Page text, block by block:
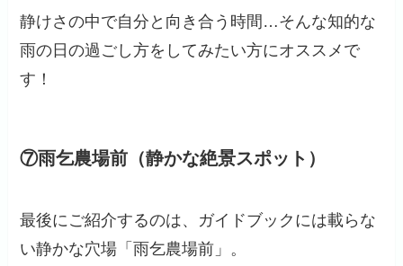
静けさの中で自分と向き合う時間…そんな知的な
雨の日の過ごし方をしてみたい方にオススメで
す！
⑦雨乞農場前（静かな絶景スポット）
最後にご紹介するのは、ガイドブックには載らな
い静かな穴場「雨乞農場前」。